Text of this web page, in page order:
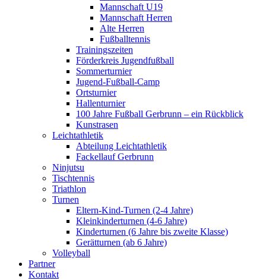
Mannschaft U19
Mannschaft Herren
Alte Herren
Fußballtennis
Trainingszeiten
Förderkreis Jugendfußball
Sommerturnier
Jugend-Fußball-Camp
Ortsturnier
Hallenturnier
100 Jahre Fußball Gerbrunn – ein Rückblick
Kunstrasen
Leichtathletik
Abteilung Leichtathletik
Fackellauf Gerbrunn
Ninjutsu
Tischtennis
Triathlon
Turnen
Eltern-Kind-Turnen (2-4 Jahre)
Kleinkinderturnen (4-6 Jahre)
Kinderturnen (6 Jahre bis zweite Klasse)
Gerätturnen (ab 6 Jahre)
Volleyball
Partner
Kontakt